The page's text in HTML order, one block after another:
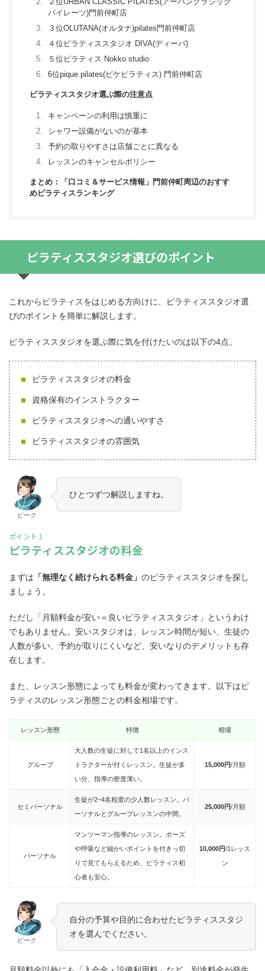
パイレーツ)門前仲町店
３位OLUTANA(オルタナ)pilates門前仲町店
４位ピラティススタジオ DIVA(ディーバ)
５位ピラティス Nokko studio
6位pique pilates(ピケピラティス) 門前仲町店
ピラティススタジオ選ぶ際の注意点
キャンペーンの利用は慎重に
シャワー設備がないのが基本
予約の取りやすさは店舗ごとに異なる
レッスンのキャンセルポリシー
まとめ：「口コミ＆サービス情報」門前仲町周辺のおすす
めピラティスランキング
ピラティススタジオ選びのポイント
これからピラティスをはじめる方向けに、ピラティススタジオ選
びのポイントを簡単に解説します。
ピラティススタジオを選ぶ際に気を付けたいのは以下の4点。
ピラティススタジオの料金
資格保有のインストラクター
ピラティススタジオへの通いやすさ
ピラティススタジオの雰囲気
ピーク
ひとつずつ解説しますね。
ポイント１
ピラティススタジオの料金
まずは 「無理なく続けられる料金」 のピラティススタジオを探し
ましょう。
ただし「月額料金が安い＝良いピラティススタジオ」というわけ
でもありません。安いスタジオは、レッスン時間が短い、生徒の
人数が多い、予約が取りにくいなど、安いなりのデメリットも存
在します。
また、レッスン形態によっても料金が変わってきます。以下はピ
ラティスのレッスン形態ごとの料金相場です。
レッスン形態 特徴 相場
グループ
大人数の生徒に対して1名以上のインス
トラクターが付くレッスン。生徒が多
い分、指導の密度薄い。
15,000円/月額
セミパーソナル
生徒が2~4名程度の少人数レッスン。パ
ーソナルとグループレッスンの中間。
25,000円/月額
パーソナル
マンツーマン指導のレッスン。ポーズ
や呼吸など細かいポイントを付きっ切
りで見てもらえるため、ピラティス初
心者も安心。
10,000円/1レッス
ン
ピーク
自分の予算や目的に合わせたピラティススタジ
オを選んでください。